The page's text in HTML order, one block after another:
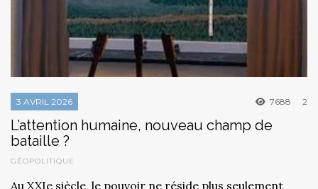
3 AVRIL 2026 7688 2
L’attention humaine, nouveau champ de
bataille ?
GÉOPOLITIQUE
Au XXIe siècle, le pouvoir ne réside plus seulement